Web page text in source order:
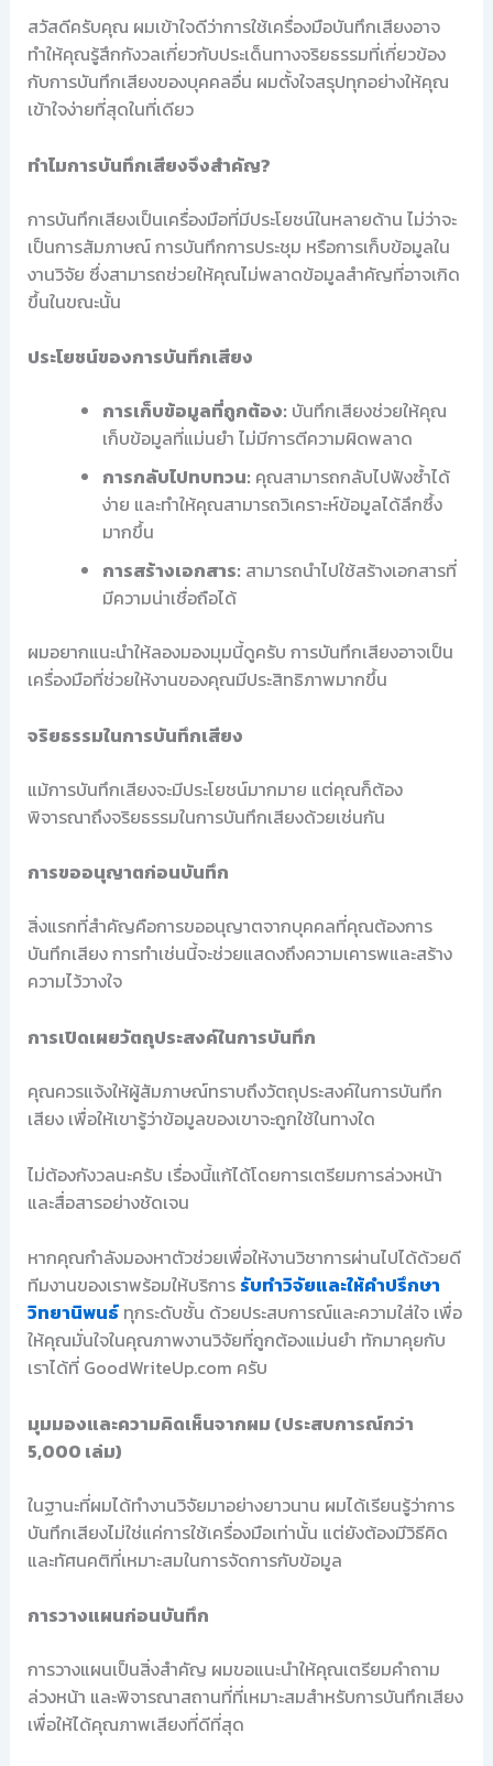
สวัสดีครับคุณ ผมเข้าใจดีว่าการใช้เครื่องมือบันทึกเสียงอาจ
ทำให้คุณรู้สึกกังวลเกี่ยวกับประเด็นทางจริยธรรมที่เกี่ยวข้อง
กับการบันทึกเสียงของบุคคลอื่น ผมตั้งใจสรุปทุกอย่างให้คุณ
เข้าใจง่ายที่สุดในที่เดียว
ทำไมการบันทึกเสียงจึงสำคัญ?
การบันทึกเสียงเป็นเครื่องมือที่มีประโยชน์ในหลายด้าน ไม่ว่าจะ
เป็นการสัมภาษณ์ การบันทึกการประชุม หรือการเก็บข้อมูลใน
งานวิจัย ซึ่งสามารถช่วยให้คุณไม่พลาดข้อมูลสำคัญที่อาจเกิด
ขึ้นในขณะนั้น
ประโยชน์ของการบันทึกเสียง
การเก็บข้อมูลที่ถูกต้อง: บันทึกเสียงช่วยให้คุณ
เก็บข้อมูลที่แม่นยำ ไม่มีการตีความผิดพลาด
การกลับไปทบทวน: คุณสามารถกลับไปฟังซ้ำได้
ง่าย และทำให้คุณสามารถวิเคราะห์ข้อมูลได้ลึกซึ้ง
มากขึ้น
การสร้างเอกสาร: สามารถนำไปใช้สร้างเอกสารที่
มีความน่าเชื่อถือได้
ผมอยากแนะนำให้ลองมองมุมนี้ดูครับ การบันทึกเสียงอาจเป็น
เครื่องมือที่ช่วยให้งานของคุณมีประสิทธิภาพมากขึ้น
จริยธรรมในการบันทึกเสียง
แม้การบันทึกเสียงจะมีประโยชน์มากมาย แต่คุณก็ต้อง
พิจารณาถึงจริยธรรมในการบันทึกเสียงด้วยเช่นกัน
การขออนุญาตก่อนบันทึก
สิ่งแรกที่สำคัญคือการขออนุญาตจากบุคคลที่คุณต้องการ
บันทึกเสียง การทำเช่นนี้จะช่วยแสดงถึงความเคารพและสร้าง
ความไว้วางใจ
การเปิดเผยวัตถุประสงค์ในการบันทึก
คุณควรแจ้งให้ผู้สัมภาษณ์ทราบถึงวัตถุประสงค์ในการบันทึก
เสียง เพื่อให้เขารู้ว่าข้อมูลของเขาจะถูกใช้ในทางใด
ไม่ต้องกังวลนะครับ เรื่องนี้แก้ได้โดยการเตรียมการล่วงหน้า
และสื่อสารอย่างชัดเจน
หากคุณกำลังมองหาตัวช่วยเพื่อให้งานวิชาการผ่านไปได้ด้วยดี
ทีมงานของเราพร้อมให้บริการ รับทำวิจัยและให้คำปรึกษา
วิทยานิพนธ์ทุกระดับชั้น ด้วยประสบการณ์และความใส่ใจ เพื่อ
ให้คุณมั่นใจในคุณภาพงานวิจัยที่ถูกต้องแม่นยำ ทักมาคุยกับ
เราได้ที่ GoodWriteUp.com ครับ
มุมมองและความคิดเห็นจากผม (ประสบการณ์กว่า
5,000 เล่ม)
ในฐานะที่ผมได้ทำงานวิจัยมาอย่างยาวนาน ผมได้เรียนรู้ว่าการ
บันทึกเสียงไม่ใช่แค่การใช้เครื่องมือเท่านั้น แต่ยังต้องมีวิธีคิด
และทัศนคติที่เหมาะสมในการจัดการกับข้อมูล
การวางแผนก่อนบันทึก
การวางแผนเป็นสิ่งสำคัญ ผมขอแนะนำให้คุณเตรียมคำถาม
ล่วงหน้า และพิจารณาสถานที่ที่เหมาะสมสำหรับการบันทึกเสียง
เพื่อให้ได้คุณภาพเสียงที่ดีที่สุด